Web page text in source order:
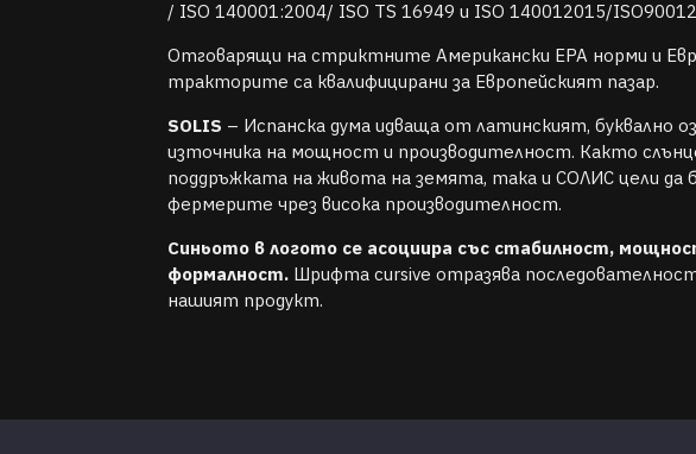
/ ISO 140001:2004/ ISO TS 16949 и ISO 140012015/
Отговарящи на стриктните Американски EPA норми и
тракторите са квалифицирани за Европейският пазар.
SOLIS – Испанска дума идваща от латинският, буквално
източника на мощност и производителност. Както
поддръжката на живота на земята, така и СОЛИС цели да
фермерите чрез висока производителност.
Синьото в логото се асоциира със стабилност,
формалност.Шрифта cursive отразява
нашият продукт.